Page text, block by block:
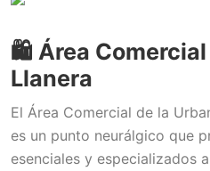
🛍️ Área Comercial
Llanera
El Área Comercial de la
es un punto neurálgico que
esenciales y especializados